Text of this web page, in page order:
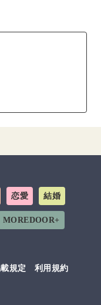
恋愛 結婚
MOREDOOR+
規定
利用規約